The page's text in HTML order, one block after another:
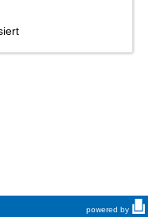
powered by